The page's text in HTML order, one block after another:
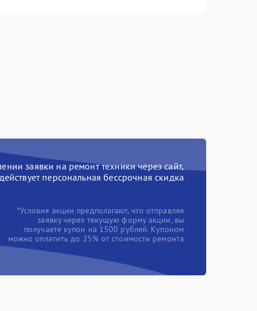
заявки на ремонт техники через сайт,
действует персональная бессрочная скидка
*Условия акции предполагают, что отправляя
заявку через текущую форму акции, вы
получаете купон на 1500 рублей. Купоном
можно оплатить до 25% от стоимости ремонта